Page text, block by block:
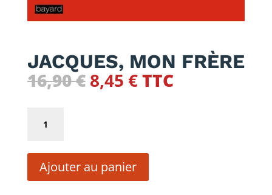
JACQUES, MON FRÈRE
16,90€ Le
16,90 €.
8,45 €Le
8,45 €.
TTC
JACQUES,
MONAjouter au panier